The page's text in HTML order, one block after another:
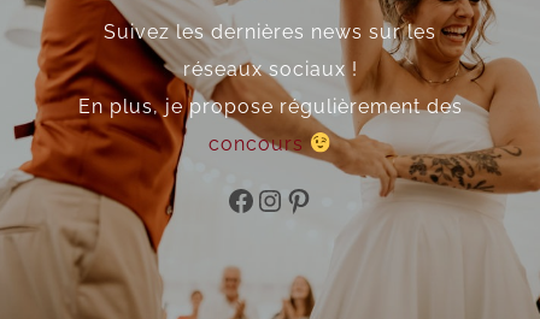
Suivez les dernières news sur les
réseaux sociaux !
En plus, je propose régulièrement des
concours
Facebook
Instagram
Pinterest